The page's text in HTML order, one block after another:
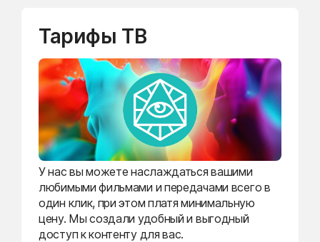
Тарифы ТВ
У нас вы можете наслаждаться вашими
любимыми фильмами и передачами всего в
один клик, при этом платя минимальную
цену. Мы создали удобный и выгодный
доступ к контенту для вас.